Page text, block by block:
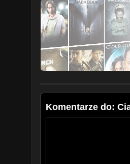
Komentarze do: